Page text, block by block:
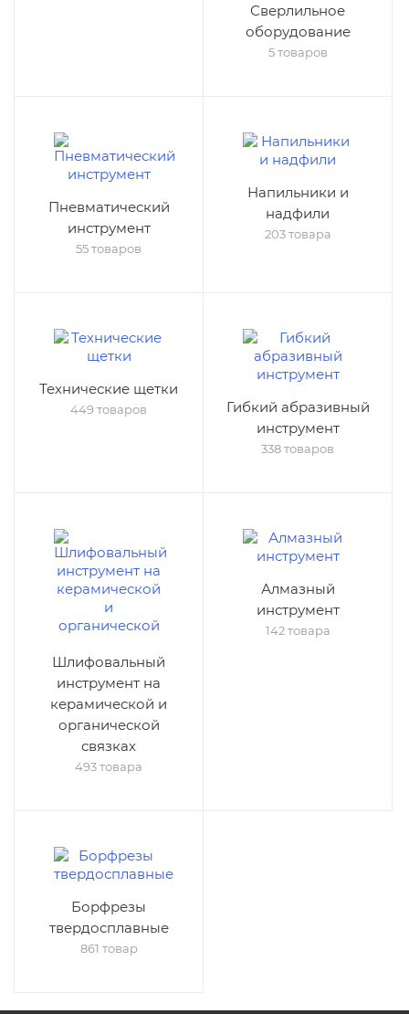
Сверлильное
оборудование
5 товаров
Пневматический
инструмент
55 товаров
Напильники и
надфили
203 товара
Технические щетки
449 товаров
Гибкий абразивный
инструмент
338 товаров
Шлифовальный
инструмент на
керамической и
органической
связках
493 товара
Алмазный
инструмент
142 товара
Борфрезы
твердосплавные
861 товар